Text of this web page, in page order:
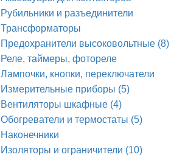
Рубильники и разъединители
Трансформаторы
Предохранители высоковольтные (8)
Реле, таймеры, фотореле
Лампочки, кнопки, переключатели
Измерительные приборы (5)
Вентиляторы шкафные (4)
Обогреватели и термостаты (5)
Наконечники
Изоляторы и ограничители (10)